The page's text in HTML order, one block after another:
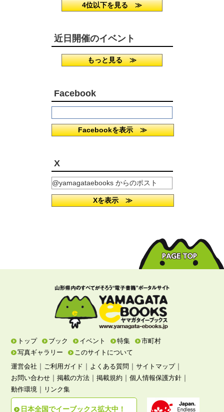
4位以下を見る ≫
近日開催のイベント
もっと見る ≫
Facebook
Facebookを表示 ≫
X
@yamagataebooks からのポスト
Xを表示 ≫
トップ ブック イベント 特集
市町村
写真ギャラリー
このサイトについて
運営会社 ｜ ご利用ガイド ｜ よくある質問 ｜サイトマップ｜
お問い合わせ ｜掲載の方法 ｜掲載規約 ｜個人情報保護方針 ｜
動作環境 ｜ リンク集
日本全国でイーブックス拡大中！